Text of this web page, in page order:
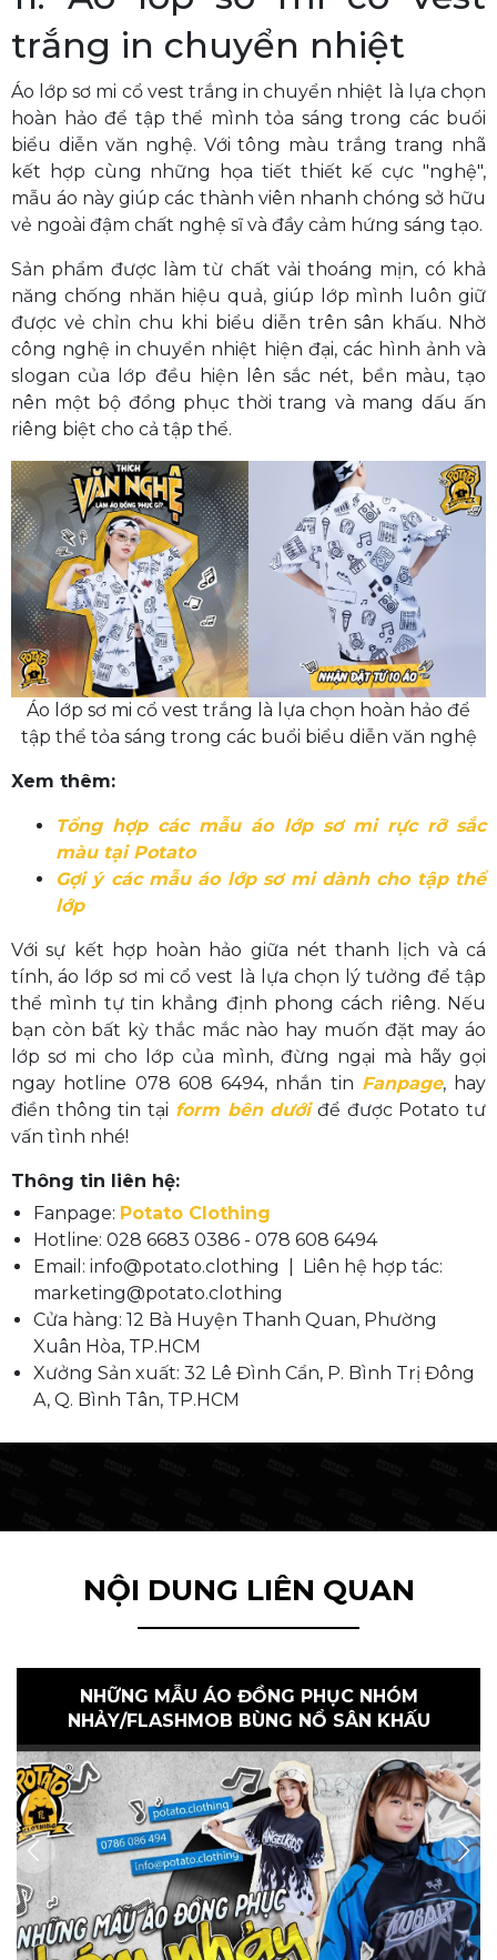
trắng in chuyển nhiệt
Áo lớp sơ mi cổ vest trắng in chuyển nhiệt là lựa chọn
hoàn hảo để tập thể mình tỏa sáng trong các buổi
biểu diễn văn nghệ. Với tông màu trắng trang nhã
kết hợp cùng những họa tiết thiết kế cực "nghệ",
mẫu áo này giúp các thành viên nhanh chóng sở hữu
vẻ ngoài đậm chất nghệ sĩ và đầy cảm hứng sáng tạo.
Sản phẩm được làm từ chất vải thoáng mịn, có khả
năng chống nhăn hiệu quả, giúp lớp mình luôn giữ
được vẻ chỉn chu khi biểu diễn trên sân khấu. Nhờ
công nghệ in chuyển nhiệt hiện đại, các hình ảnh và
slogan của lớp đều hiện lên sắc nét, bền màu, tạo
nên một bộ đồng phục thời trang và mang dấu ấn
riêng biệt cho cả tập thể.
Áo lớp sơ mi cổ vest trắng là lựa chọn hoàn hảo để
tập thể tỏa sáng trong các buổi biểu diễn văn nghệ
Xem thêm:
Tổng hợp các mẫu áo lớp sơ mi rực rỡ sắc
màu tại Potato
Gợi ý các mẫu áo lớp sơ mi dành cho tập thể
lớp
Với sự kết hợp hoàn hảo giữa nét thanh lịch và cá
tính, áo lớp sơ mi cổ vest là lựa chọn lý tưởng để tập
thể mình tự tin khẳng định phong cách riêng. Nếu
bạn còn bất kỳ thắc mắc nào hay muốn đặt may áo
lớp sơ mi cho lớp của mình, đừng ngại mà hãy gọi
ngay hotline 078 608 6494, nhắn tin Fanpage, hay
điền thông tin tại form bên dướiđể được Potato tư
vấn tình nhé!
Thông tin liên hệ:
Fanpage: Potato Clothing
Hotline: 028 6683 0386 - 078 608 6494
Email: info@potato.clothing | Liên hệ hợp tác:
marketing@potato.clothing
Cửa hàng: 12 Bà Huyện Thanh Quan, Phường
Xuân Hòa, TP.HCM
Xưởng Sản xuất: 32 Lê Đình Cẩn, P. Bình Trị Đông
A, Q. Bình Tân, TP.HCM
NỘI DUNG LIÊN QUAN
NHỮNG MẪU ÁO ĐỒNG PHỤC NHÓM
NHẢY/FLASHMOB BÙNG NỔ SÂN KHẤU